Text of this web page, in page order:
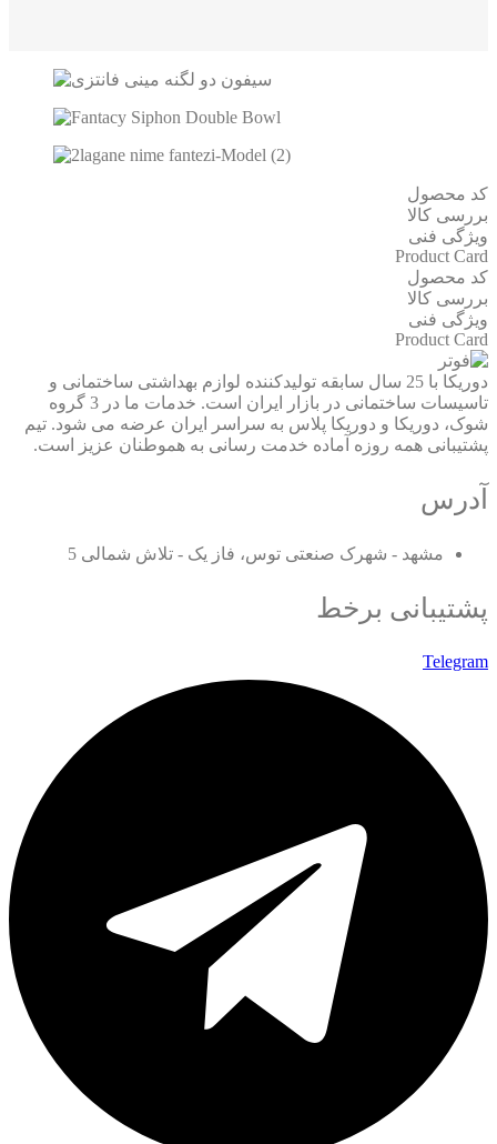
کد محصول
بررسی کالا
ویژگی فنی
Product Card
کد محصول
بررسی کالا
ویژگی فنی
Product Card
دوریکا با 25 سال سابقه تولیدکننده لوازم بهداشتی ساختمانی و
تاسیسات ساختمانی در بازار ایران است. خدمات ما در 3 گروه
شوک، دوریکا و دوریکا پلاس به سراسر ایران عرضه می شود. تیم
پشتیبانی همه روزه آماده خدمت رسانی به هموطنان عزیز است.
آدرس
مشهد - شهرک صنعتی توس، فاز یک - تلاش شمالی 5
پشتیبانی برخط
Telegram